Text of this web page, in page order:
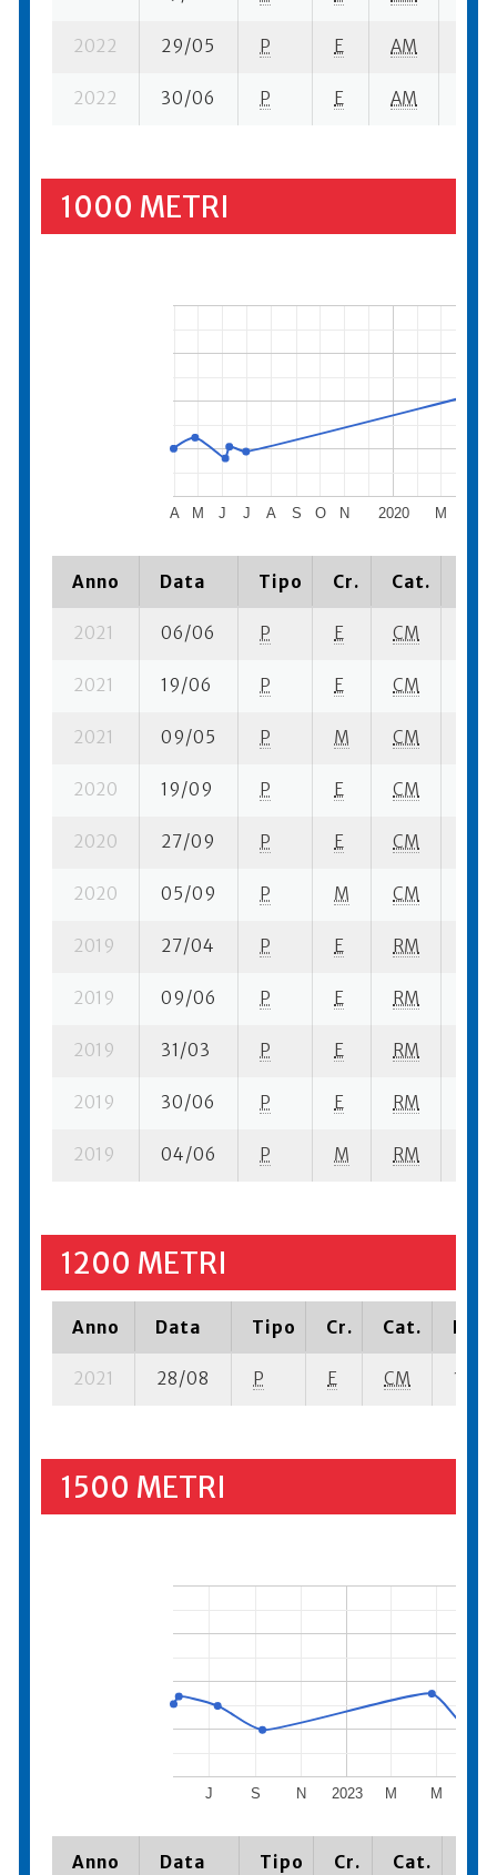
2022 29/05 P E AM
2022 30/06 P E AM
1000 METRI
2020
A M J J A S O N M
Anno Data Tipo Cr. Cat.
2021 06/06 P E CM
2021 19/06 P E CM
2021 09/05 P M CM
2020 19/09 P E CM
2020 27/09 P E CM
2020 05/09 P M CM
2019 27/04 P E RM
2019 09/06 P E RM
2019 31/03 P E RM
2019 30/06 P E RM
2019 04/06 P M RM
1200 METRI
Anno Data Tipo Cr. Cat.
2021 28/08 P E CM 1 su-
1500 METRI
2023
J S N M M
Anno Data Tipo Cr. Cat.